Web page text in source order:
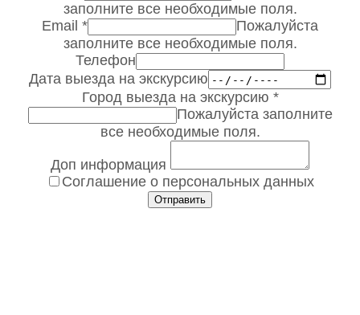
заполните все необходимые поля.
Email *
Пожалуйста
заполните все необходимые поля.
Телефон
Дата выезда на экскурсию
Город выезда на экскурсию *
Пожалуйста заполните
все необходимые поля.
Доп информация
Соглашение о персональных данных
Отправить